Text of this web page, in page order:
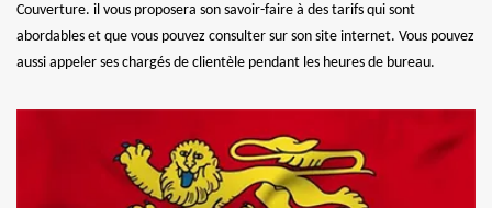
Couverture. il vous proposera son savoir-faire à des tarifs qui sont
abordables et que vous pouvez consulter sur son site internet. Vous pouvez
aussi appeler ses chargés de clientèle pendant les heures de bureau.